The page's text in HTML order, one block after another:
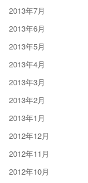
2013年7月
2013年6月
2013年5月
2013年4月
2013年3月
2013年2月
2013年1月
2012年12月
2012年11月
2012年10月